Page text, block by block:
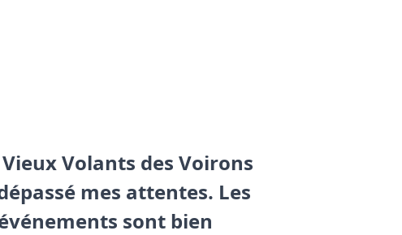
Vieux Volants des Voirons
mes attentes. Les
sont bien